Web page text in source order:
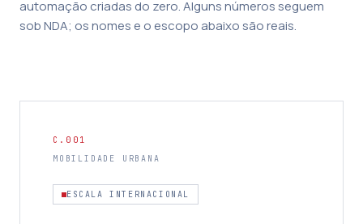
automação criadas do zero. Alguns números seguem
sob NDA; os nomes e o escopo abaixo são reais.
C.001
MOBILIDADE URBANA
ESCALA INTERNACIONAL